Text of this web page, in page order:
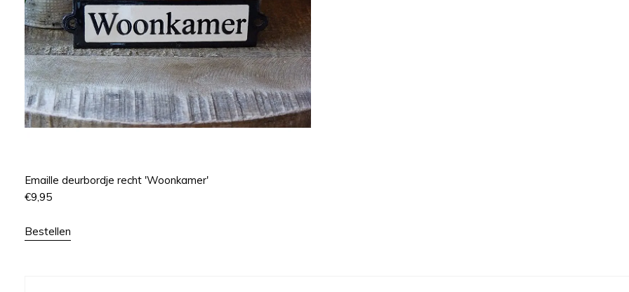
Emaille deurbordje recht 'Woonkamer'
€9,95
Bestellen